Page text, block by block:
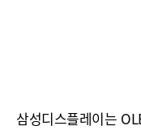
삼성디스플레이는